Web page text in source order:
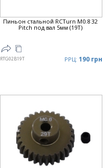
Пиньон стальной RCTurn M0.8 32
Pitch под вал 5мм (19T)
RTG02B19T РРЦ: 190 грн